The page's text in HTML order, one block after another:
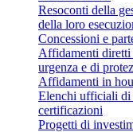
Resoconti della
della loro
Concessioni e
Affidamenti diretti
urgenza e di
Affidamenti in
Elenchi ufficiali di
certificazioni
Progetti di